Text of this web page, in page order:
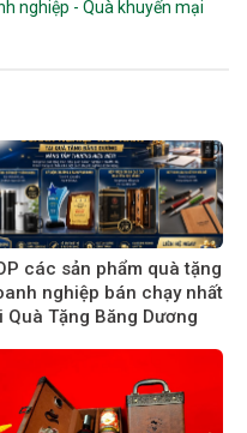
nghiệp - Quà khuyến mại
các sản phẩm quà tặng
nghiệp bán chạy nhất
Quà Tặng Băng Dương